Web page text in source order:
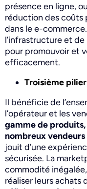
présence en ligne,
réduction des coûts
dans le e-
l’infrastructure et
pour promouvoir et
efficacement.
Troisième
Il bénéficie de
l’opérateur et les
gamme de
nombreux
jouit d’une
sécurisée. La
commodité
réaliser leurs achats